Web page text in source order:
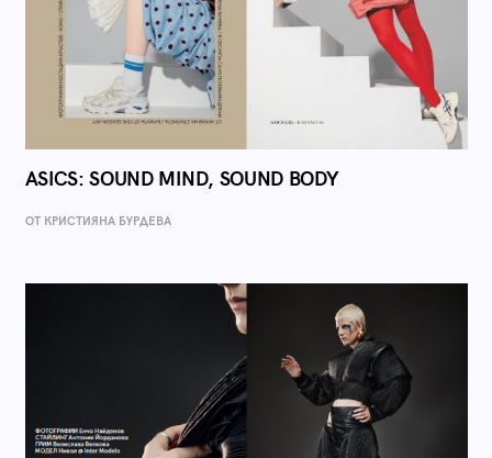
ASICS: SOUND MIND, SOUND BODY
ОТ КРИСТИЯНА БУРДЕВА